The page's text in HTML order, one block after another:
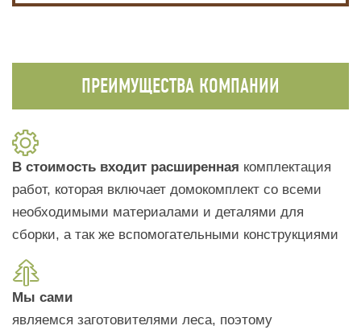
ПРЕИМУЩЕСТВА КОМПАНИИ
В стоимость входит расширенная комплектация
работ, которая включает домокомплект со всеми
необходимыми материалами и деталями для
сборки, а так же вспомогательными конструкциями
Мы сами
являемся заготовителями леса, поэтому